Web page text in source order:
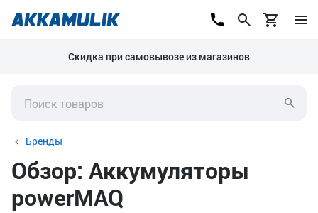
Скидка при самовывозе из магазинов
Бренды
Обзор: Аккумуляторы
powerMAQ